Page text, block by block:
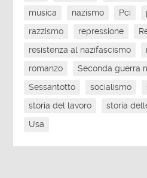
musica
nazismo Pci
razzismo
repressione
resistenza al nazifascismo
romanzo
Seconda guerra
Sessantotto
socialismo
storia del lavoro
storia
Usa